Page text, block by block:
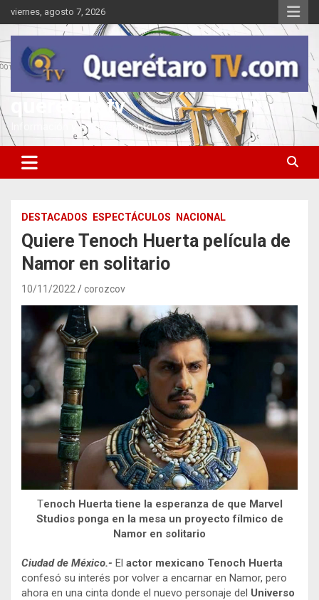
Saltar
al
contenido
viernes, agosto 7, 2026
queretarotv
Información y entretenimiento
DESTACADOS ESPECTÁCULOS NACIONAL
Quiere Tenoch Huerta película de
Namor en solitario
10/11/2022 corozcov
Tenoch Huerta tiene la esperanza de que Marvel
Studios ponga en la mesa un proyecto fílmico de
Namor en solitario
Ciudad de México.- El actor mexicano Tenoch Huerta
confesó su interés por volver a encarnar en Namor, pero
ahora en una cinta donde el nuevo personaje del Universo